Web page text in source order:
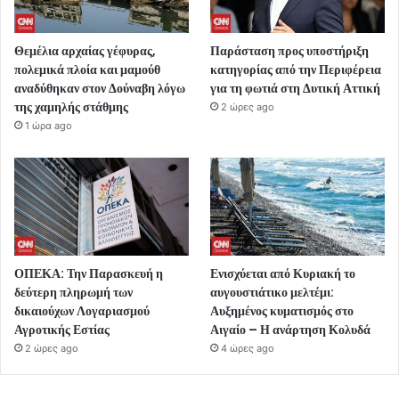
Θεμέλια αρχαίας γέφυρας,
πολεμικά πλοία και μαμούθ
αναδύθηκαν στον Δούναβη λόγω
της χαμηλής στάθμης
1 ώρα ago
Παράσταση προς υποστήριξη
κατηγορίας από την Περιφέρεια
για τη φωτιά στη Δυτική Αττική
2 ώρες ago
ΟΠΕΚΑ: Την Παρασκευή η
δεύτερη πληρωμή των
δικαιούχων Λογαριασμού
Αγροτικής Εστίας
2 ώρες ago
Ενισχύεται από Κυριακή το
αυγουστιάτικο μελτέμι:
Αυξημένος κυματισμός στο
Αιγαίο – Η ανάρτηση Κολυδά
4 ώρες ago